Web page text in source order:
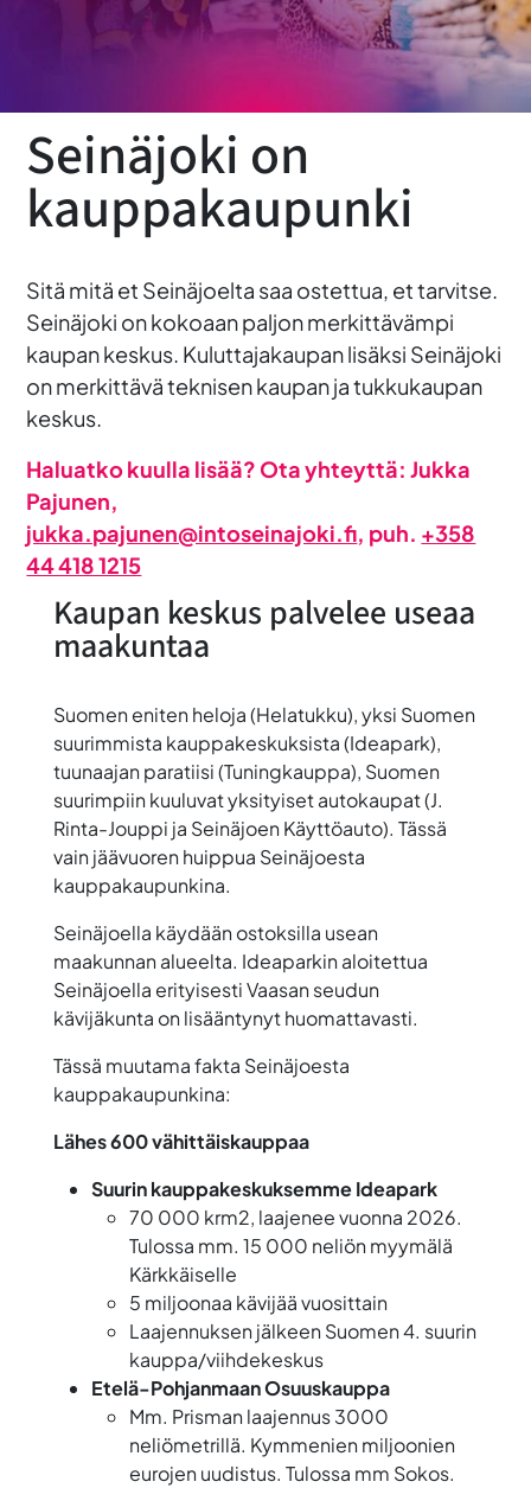
Seinäjoki on
kauppakaupunki
Sitä mitä et Seinäjoelta saa ostettua, et tarvitse.
Seinäjoki on kokoaan paljon merkittävämpi
kaupan keskus. Kuluttajakaupan lisäksi Seinäjoki
on merkittävä teknisen kaupan ja tukkukaupan
keskus.
Haluatko kuulla lisää? Ota yhteyttä: Jukka
Pajunen,
jukka.pajunen@intoseinajoki.fi, puh. +358
44 418 1215
Kaupan keskus palvelee useaa
maakuntaa
Suomen eniten heloja (Helatukku), yksi Suomen
suurimmista kauppakeskuksista (Ideapark),
tuunaajan paratiisi (Tuningkauppa), Suomen
suurimpiin kuuluvat yksityiset autokaupat (J.
Rinta-Jouppi ja Seinäjoen Käyttöauto). Tässä
vain jäävuoren huippua Seinäjoesta
kauppakaupunkina.
Seinäjoella käydään ostoksilla usean
maakunnan alueelta. Ideaparkin aloitettua
Seinäjoella erityisesti Vaasan seudun
kävijäkunta on lisääntynyt huomattavasti.
Tässä muutama fakta Seinäjoesta
kauppakaupunkina:
Lähes 600 vähittäiskauppaa
Suurin kauppakeskuksemme Ideapark
70 000 krm2, laajenee vuonna 2026.
Tulossa mm. 15 000 neliön myymälä
Kärkkäiselle
5 miljoonaa kävijää vuosittain
Laajennuksen jälkeen Suomen 4. suurin
kauppa/viihdekeskus
Etelä-Pohjanmaan Osuuskauppa
Mm. Prisman laajennus 3000
neliömetrillä. Kymmenien miljoonien
eurojen uudistus. Tulossa mm Sokos.